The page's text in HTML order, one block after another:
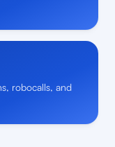
robocalls, and